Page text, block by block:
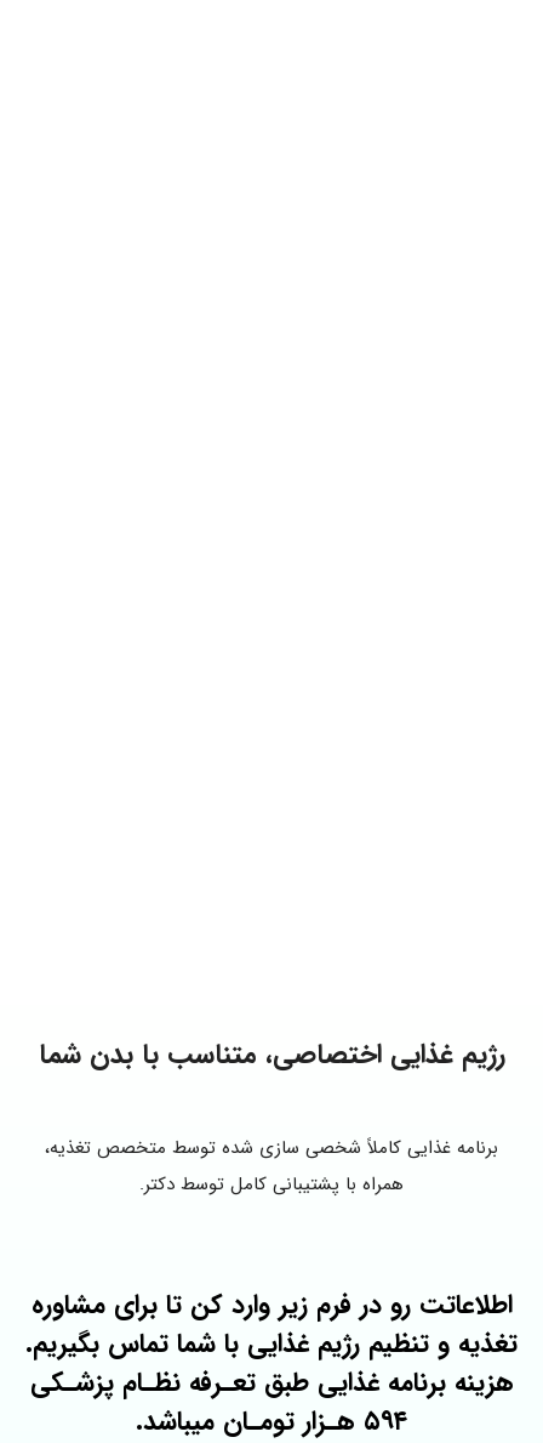
رژیم غذایی اختصاصی، متناسب با بدن شما
برنامه غذایی کاملاً شخصی‌ سازی‌ شده توسط متخصص تغذیه،
همراه با پشتیبانی کامل توسط دکتر.
اطلاعاتت رو در فرم زیر وارد کن تا برای مشاوره
تغذیه و تنظیم رژیم غذایی با شما تماس بگیریم.
هزینه برنامه غذایی طبق تعـرفه نظـام پزشـکی
۵۹۴ هـزار تومـان میباشد.